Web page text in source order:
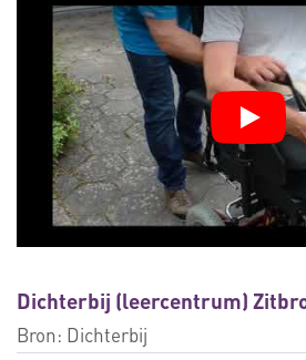
Dichterbij (leercentrum)
Bron: Dichterbij